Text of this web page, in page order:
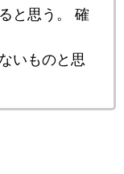
と思う。 確
いものと思